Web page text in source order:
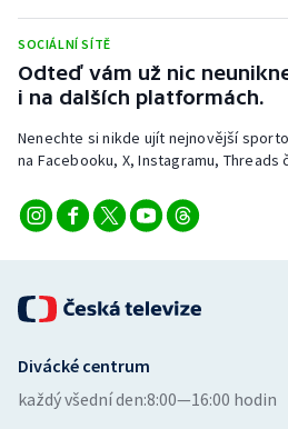
Sportovní střelba
Stolní tenis
Triatlon
Veslování
Volejbal
Ostatní
SOCIÁLNÍ SÍTĚ
Odteď vám už nic
i na dalších platformách.
Nenechte si nikde ujít nejnovější
na Facebooku, X, Instagramu, Threads
Divácké centrum
každý všední den:8:00—16:00 hodin